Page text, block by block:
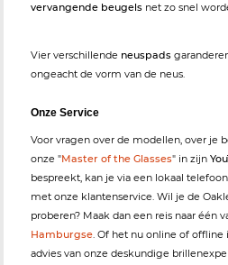
vervangende beugels net zo snel
Vier verschillende neuspads
ongeacht de vorm van de neus.
Onze Service
Voor vragen over de modellen, over je
onze "Master of the Glasses" in zijn
bespreekt, kan je via een lokaal
met onze klantenservice. Wil je de
proberen? Maak dan een reis naar één
Hamburgse. Of het nu online of
advies van onze deskundige